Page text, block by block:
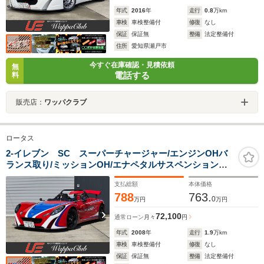
年式 2016年 走行 0.8万km
車検
車検整備付 修復
なし
保証
保証無 整備
法定整備付
住所
愛知県瀬戸市
無
料
今すぐ在庫確認・見積依頼
電話する
販売店： ワッパクラブ
ロータス
2-イレブン SC スーパーチャージャー/エンジンOHバ
ランス取り/ミッションOH/エナペタルサスペンションキ
ット/OUTERPLUSエアロパーツ/ロータススポーツアルミ
ホイール
支払総額
788万円
本体価格
763.0万円
通常ローン 月々72,100円
年式 2008年 走行 1.9万km
車検
車検整備付 修復
なし
保証
保証無 整備
法定整備付